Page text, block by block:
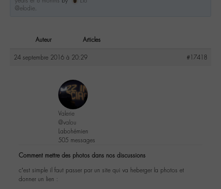
@elodie.
Auteur Articles
24 septembre 2016 à 20:29 #17418
Valerie
@valou
Labohémien
505 messages
Comment mettre des photos dans nos discussions
c’est simple il faut passer par un site qui va heberger la photos et
donner un lien :